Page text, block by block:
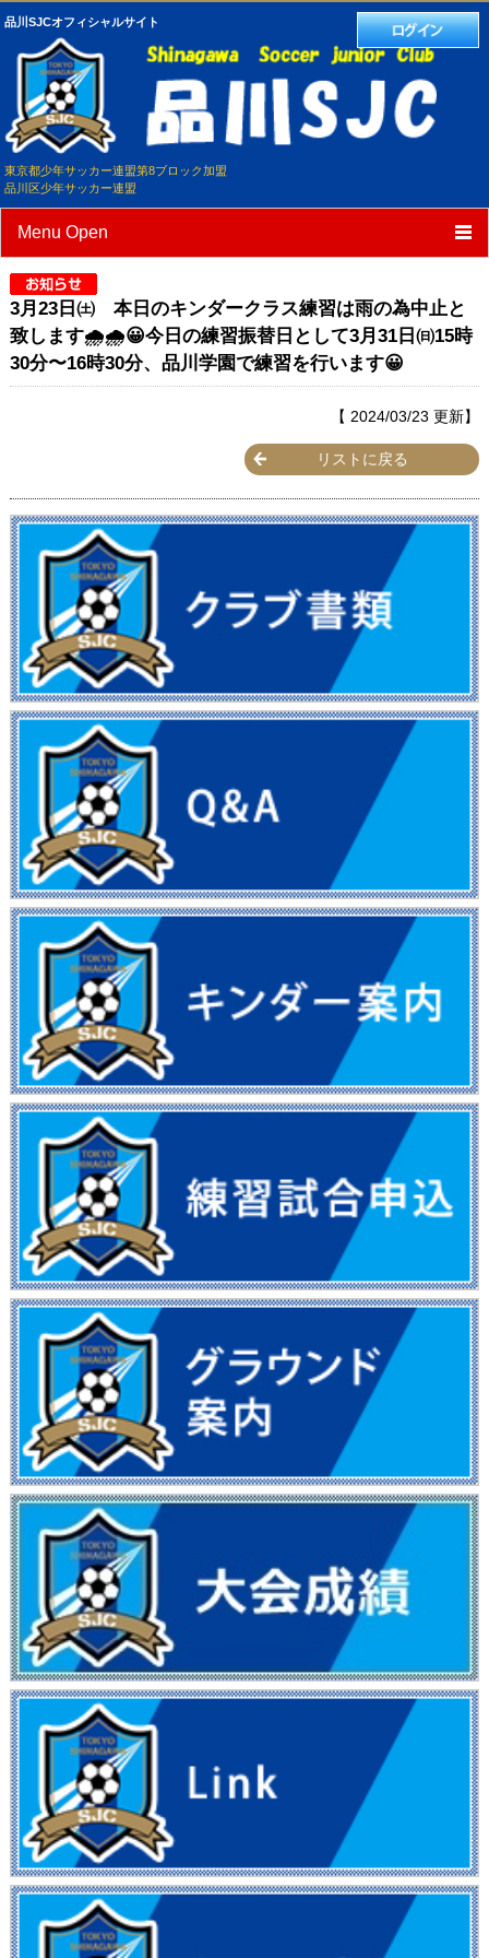
品川SJCオフィシャルサイト
東京都少年サッカー連盟第8ブロック加盟
品川区少年サッカー連盟
Menu Open
クラブ紹介
選手/スタッフ紹介
練習試合予定
フォトギャラリー
3月23日㈯ 本日のキンダークラス練習は雨の為中止と
致します🌧️🌧️😀今日の練習振替日として3月31日㈰15時
30分〜16時30分、品川学園で練習を行います😀
【 2024/03/23 更新】
リストに戻る